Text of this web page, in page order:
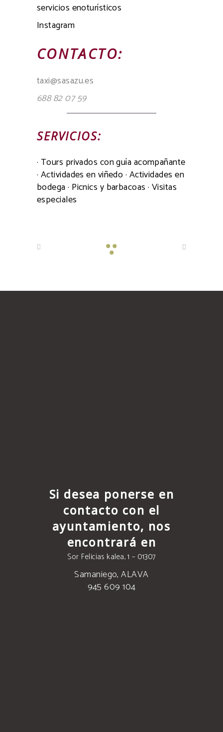
servicios enoturísticos
Instagram
CONTACTO:
taxi@sasazu.es
688 82 07 59
SERVICIOS:
· Tours privados con guía acompañante
· Actividades en viñedo · Actividades en
bodega · Picnics y barbacoas · Visitas
especiales
Si desea ponerse en
contacto con el
ayuntamiento, nos
encontrará en
Sor Felicias kalea, 1 – 01307
Samaniego, ALAVA
945 609 104